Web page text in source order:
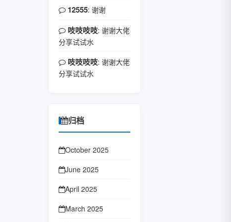
12555: 谢谢
吱吱吱吱: 谢谢大佬
分享试试水
吱吱吱吱: 谢谢大佬
分享试试水
归档
October 2025
June 2025
April 2025
March 2025